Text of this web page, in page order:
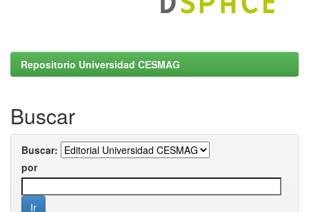
Repositorio Universidad CESMAG
Buscar
Buscar:
por